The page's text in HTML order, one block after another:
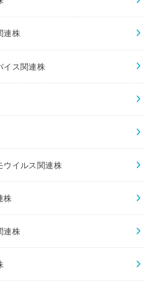
連株
イス関連株
ウイルス関連株
株
連株